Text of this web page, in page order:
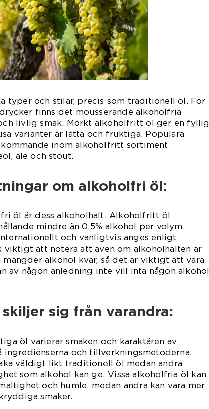
typer och stilar, precis som traditionell öl. För
finns det mousserande alkoholfria
livlig smak. Mörkt alkoholfritt öl ger en fyllig
varianter är lätta och fruktiga. Populära
inom alkoholfritt sortiment
ale och stout.
om alkoholfri öl:
öl är dess alkoholhalt. Alkoholfritt öl
mindre än 0,5% alkohol per volym.
och vanligtvis anges enligt
att notera att även om alkoholhalten är
mängder alkohol kvar, så det är viktigt att vara
av någon anledning inte vill inta någon alkohol
sig från varandra:
öl varierar smaken och karaktären av
och tillverkningsmetoderna.
väldigt likt traditionell öl medan andra
som alkohol kan ge. Vissa alkoholfria öl kan
och humle, medan andra kan vara mer
smaker.